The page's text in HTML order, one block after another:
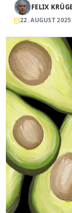
FELIX
22. AUGUST 2025